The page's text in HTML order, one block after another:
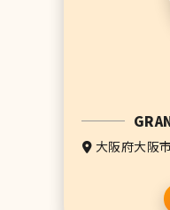
大阪府大阪